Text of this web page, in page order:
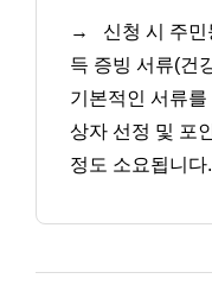
→
신청 시 주
득 증빙 서류(건
기본적인 서류
상자 선정 및 포
정도 소요됩니다.